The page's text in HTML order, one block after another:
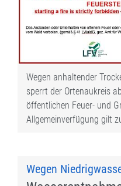
Wegen anhaltender
sperrt der Ortenaukreis
öffentlichen Feuer- und
Allgemeinverfügung gilt
Wegen